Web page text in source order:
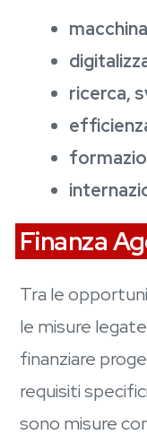
ricerca,
Finanza
Tra le
le misure
finanziare
requisiti
sono misure